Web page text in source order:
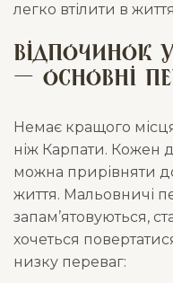
легко втілити в
Відпочинок
— основні
Немає кращого
ніж Карпати. Кожен
можна прирівняти
життя. Мальовничі
запам’ятовуються,
хочеться
низку переваг: